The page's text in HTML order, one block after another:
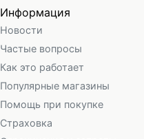
Информация
Новости
Частые вопросы
Как это работает
Популярные магазины
Помощь при покупке
Страховка